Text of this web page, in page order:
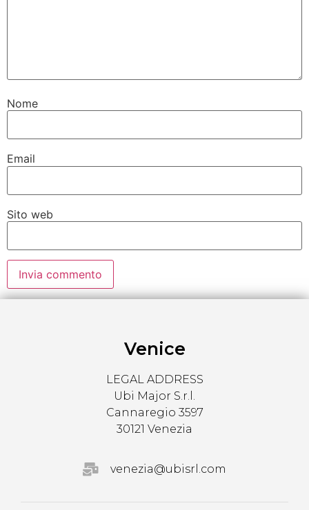
Nome
Email
Sito web
Venice
LEGAL ADDRESS
Ubi Major S.r.l.
Cannaregio 3597
30121 Venezia
venezia@ubisrl.com